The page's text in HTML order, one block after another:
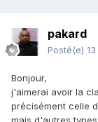
pakard
Posté(e)
Bonjour,
j'aimerai avoir la
précisément celle